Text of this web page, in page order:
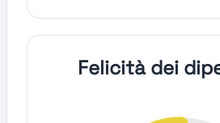
Felicità dei